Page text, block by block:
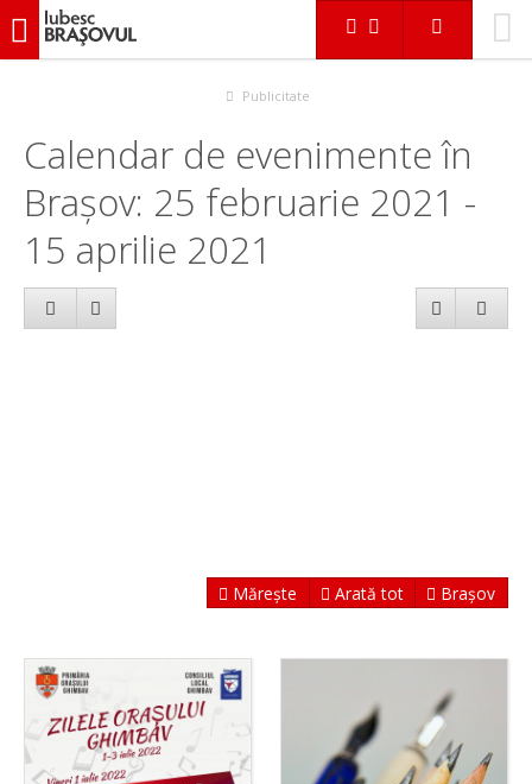
iubescbraşovul.ro
Publicitate
Calendar de evenimente în
Brașov: 25 februarie 2021 -
15 aprilie 2021
Mărește Arată tot Brașov